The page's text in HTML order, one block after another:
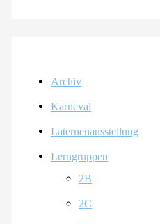
Archiv
Karneval
Laternenausstellung
Lerngruppen
2B
2C